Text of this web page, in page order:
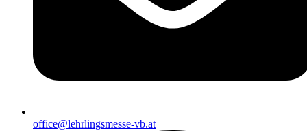
office@lehrlingsmesse-vb.at